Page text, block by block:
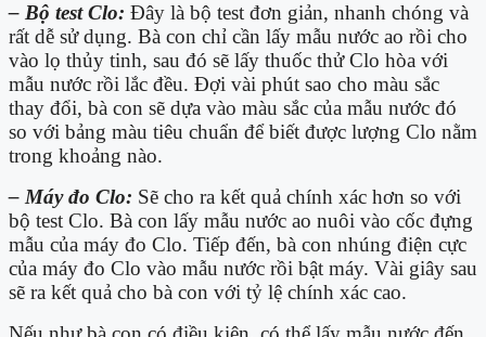
– Bộ test Clo: Đây là bộ test đơn giản, nhanh chóng và
rất dễ sử dụng. Bà con chỉ cần lấy mẫu nước ao rồi cho
vào lọ thủy tinh, sau đó sẽ lấy thuốc thử Clo hòa với
mẫu nước rồi lắc đều. Đợi vài phút sao cho màu sắc
thay đổi, bà con sẽ dựa vào màu sắc của mẫu nước đó
so với bảng màu tiêu chuẩn để biết được lượng Clo nằm
trong khoảng nào.
– Máy đo Clo: Sẽ cho ra kết quả chính xác hơn so với
bộ test Clo. Bà con lấy mẫu nước ao nuôi vào cốc đựng
mẫu của máy đo Clo. Tiếp đến, bà con nhúng điện cực
của máy đo Clo vào mẫu nước rồi bật máy. Vài giây sau
sẽ ra kết quả cho bà con với tỷ lệ chính xác cao.